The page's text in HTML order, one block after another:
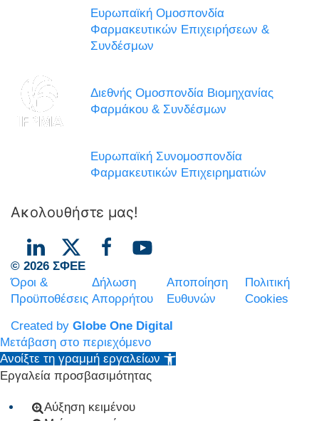
Ευρωπαϊκή Ομοσπονδία
Φαρμακευτικών Επιχειρήσεων &
Συνδέσμων
Διεθνής Ομοσπονδία Βιομηχανίας
Φαρμάκου & Συνδέσμων
Ευρωπαϊκή Συνομοσπονδία
Φαρμακευτικών Επιχειρηματιών
Ακολουθήστε μας!
© 2026 ΣΦΕΕ
Όροι &
Προϋποθέσεις
Δήλωση
Απορρήτου
Αποποίηση
Ευθυνών
Πολιτική
Cookies
Created by Globe One Digital
Μετάβαση στο περιεχόμενο
Ανοίξτε τη γραμμή εργαλείων
Εργαλεία προσβασιμότητας
Αύξηση κειμένου